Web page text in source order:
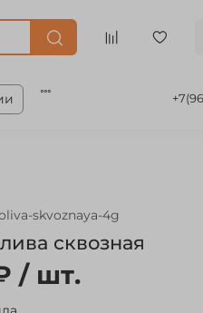
skvoznaya-4g
сквозная
/ шт.